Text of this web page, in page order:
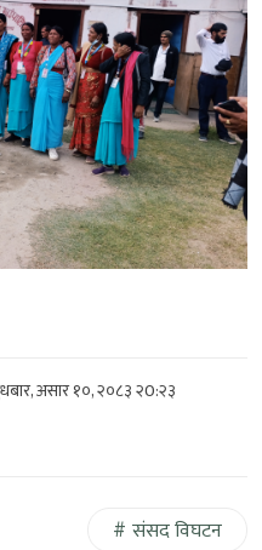
असार १०, २०८३२0:२३
संसद विघटन